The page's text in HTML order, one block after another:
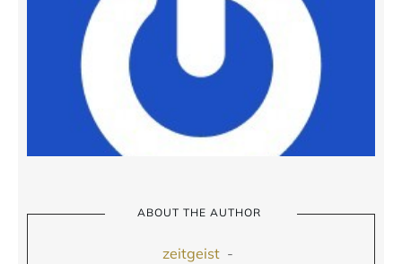
ABOUT THE AUTHOR
zeitgeist-